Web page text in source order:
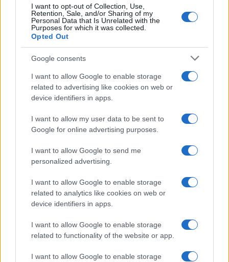
I want to opt-out of Collection, Use,
Retention, Sale, and/or Sharing of my
Personal Data that Is Unrelated with the
Purposes for which it was collected.
Opted Out
Google consents
I want to allow Google to enable storage
related to advertising like cookies on web or
device identifiers in apps.
I want to allow my user data to be sent to
Google for online advertising purposes.
I want to allow Google to send me
personalized advertising.
I want to allow Google to enable storage
related to analytics like cookies on web or
device identifiers in apps.
I want to allow Google to enable storage
related to functionality of the website or app.
I want to allow Google to enable storage
Continua a leggere
PEOPLE
Senza Cri e il suo percorso di guarigione: dalle
cicatrici alla libertà